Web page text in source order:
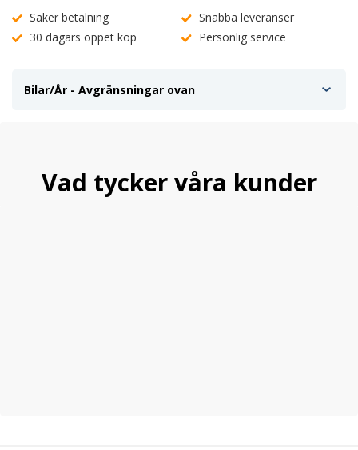
Befintlig höjdinställningsmotor kan nyttjas.
Säker betalning
Snabba leveranser
30 dagars öppet köp
Personlig service
Bilar/År - Avgränsningar ovan
Vad tycker våra kunder